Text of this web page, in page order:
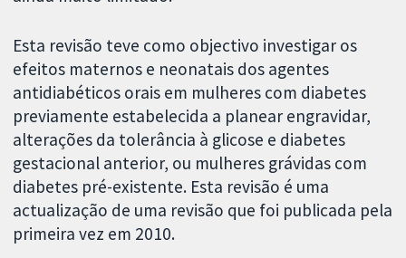
Esta revisão teve como objectivo investigar os
efeitos maternos e neonatais dos agentes
antidiabéticos orais em mulheres com diabetes
previamente estabelecida a planear engravidar,
alterações da tolerância à glicose e diabetes
gestacional anterior, ou mulheres grávidas com
diabetes pré-existente. Esta revisão é uma
actualização de uma revisão que foi publicada pela
primeira vez em 2010.